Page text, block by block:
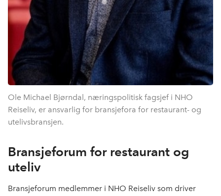
Ole Michael Bjørndal, næringspolitisk fagsjef i NHO
Reiseliv, er ansvarlig for bransjefora for restaurant- og
utelivsbransjen.
Bransjeforum for restaurant og
uteliv
Bransjeforum medlemmer i NHO Reiseliv som driver